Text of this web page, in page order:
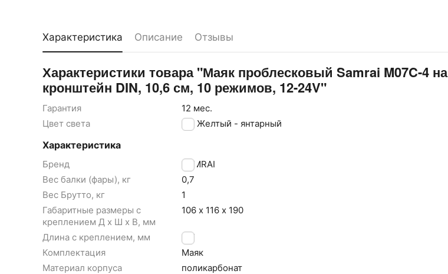
Характеристика Описание Отзывы
Характеристики товара "Маяк проблесковый Samrai M07C-4 на
кронштейн DIN, 10,6 см, 10 режимов, 12-24V"
Гарантия
12 мес.
Цвет света
Желтый - янтарный
Характеристика
Бренд
SAMRAI
Вес балки (фары), кг
0,7
Вес Брутто, кг
1
Габаритные размеры с
креплением Д x Ш x В, мм
106 х 116 х 190
Длина с креплением, мм
106
Комплектация
Маяк
Материал корпуса
поликарбонат